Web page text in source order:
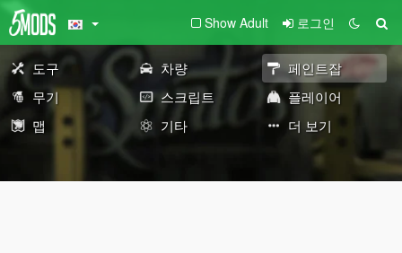
Show Adult 로그인
도구 차량
페인트잡
무기
스크립트
플레이어
맵
기타 더 보기